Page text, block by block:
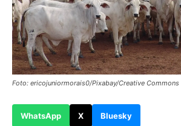
Foto: ericojuniormorais0/Pixabay/Creative Commons
WhatsApp X Bluesky